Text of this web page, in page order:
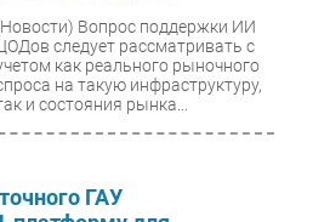
Вопрос поддержки ИИ
следует рассматривать с
как реального рыночного
на такую инфраструктуру,
и состояния рынка...
ГАУ